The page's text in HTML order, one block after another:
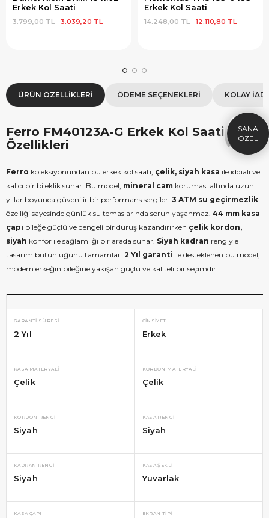
Erkek Kol Saati
3.039,20 TL
3.799,00 TL
Erkek Kol Saati
12.110,80 TL
14.248,00 TL
ÜRÜN ÖZELLIKLERI ÖDEME SEÇENEKLERI KOLAY
Ferro FM40123A-G Erkek Kol Saati
Özellikleri
Ferro koleksiyonundan bu erkek kol saati, çelik, siyah kasa ile iddialı ve
kalıcı bir bileklik sunar. Bu model, mineral cam koruması altında uzun
yıllar boyunca güvenilir bir performans sergiler. 3 ATM su geçirmezlik
özelliği sayesinde günlük su temaslarında sorun yaşanmaz. 44 mm kasa
çapı bileğe güçlü ve dengeli bir duruş kazandırırken çelik kordon,
siyah konfor ile sağlamlığı bir arada sunar. Siyah kadran rengiyle
tasarım bütünlüğünü tamamlar. 2 Yıl garanti ile desteklenen bu model,
modern erkeğin bileğine yakışan güçlü ve kaliteli bir seçimdir.
GARANTI SÜRESI
2 Yıl
CINSIYET
Erkek
KASA MATERYALI
Çelik
KORDON MATERYALI
Çelik
KORDON RENGI
Siyah
KASA RENGI
Siyah
KADRAN RENGI
Siyah
KASA ŞEKLI
Yuvarlak
KASA ÇAPI EKRAN TIPI
HEDIYE
ÇEKI
9.999 TL üzeri alışverişe özel
1.000 TL Hediye Çeki